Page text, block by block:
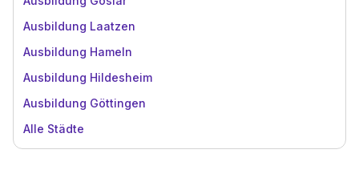
Ausbildung Laatzen
Ausbildung Hameln
Ausbildung Hildesheim
Ausbildung Göttingen
Alle Städte